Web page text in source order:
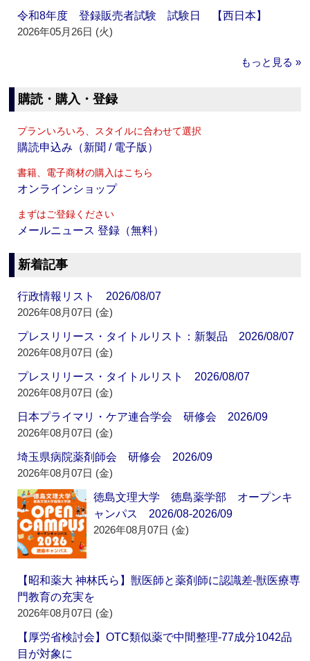
令和8年度 登録販売者試験 試験日 【西日本】
2026年05月26日 (火)
もっと見る »
購読・購入・登録
プランいろいろ、スタイルに合わせて選択
購読申込み（新聞 / 電子版）
書籍、電子商材の購入はこちら
オンラインショップ
まずはご登録ください
メールニュース 登録（無料）
新着記事
行政情報リスト 2026/08/07
2026年08月07日 (金)
プレスリリース・タイトルリスト：新製品 2026/08/07
2026年08月07日 (金)
プレスリリース・タイトルリスト 2026/08/07
2026年08月07日 (金)
日本プライマリ・ケア連合学会 研修会 2026/09
2026年08月07日 (金)
埼玉県病院薬剤師会 研修会 2026/09
2026年08月07日 (金)
徳島文理大学 徳島薬学部 オープンキ
ャンパス 2026/08-2026/09
2026年08月07日 (金)
【昭和薬大 神林氏ら】獣医師と薬剤師に認識差‐獣医療専
門教育の充実を
2026年08月07日 (金)
【厚労省検討会】OTC類似薬で中間整理‐77成分1042品
目が対象に